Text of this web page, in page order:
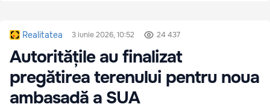
Realitatea 3 iunie 2026, 10:52 24 437
Autoritățile au finalizat
pregătirea terenului pentru noua
ambasadă a SUA